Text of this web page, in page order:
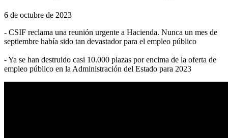
6 de octubre de 2023
- CSIF reclama una reunión urgente a Hacienda. Nunca un mes de
septiembre había sido tan devastador para el empleo público
- Ya se han destruido casi 10.000 plazas por encima de la oferta de
empleo público en la Administración del Estado para 2023